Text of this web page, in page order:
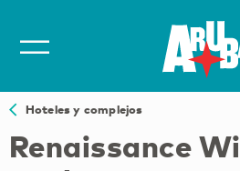
Hoteles y complejos
Renaissance